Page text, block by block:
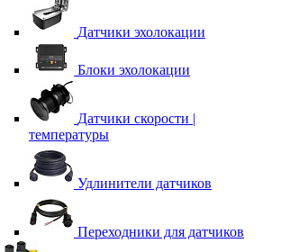
Датчики эхолокации
Блоки эхолокации
Датчики скорости |
температуры
Удлинители датчиков
Переходники для датчиков